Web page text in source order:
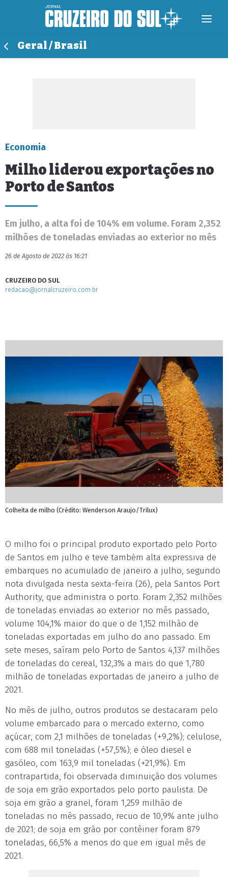
Geral / Brasil
Economia
Milho liderou exportações no
Porto de Santos
Em julho, a alta foi de 104% em volume. Foram 2,352
milhões de toneladas enviadas ao exterior no mês
26 de Agosto de 2022 às 16:21
CRUZEIRO DO SUL
redacao@jornalcruzeiro.com.br
Colheita de milho (Crédito: Wenderson Araujo/Trilux)
O milho foi o principal produto exportado pelo Porto
de Santos em julho e teve também alta expressiva de
embarques no acumulado de janeiro a julho, segundo
nota divulgada nesta sexta-feira (26), pela Santos Port
Authority, que administra o porto. Foram 2,352 milhões
de toneladas enviadas ao exterior no mês passado,
volume 104,1% maior do que o de 1,152 milhão de
toneladas exportadas em julho do ano passado. Em
sete meses, saíram pelo Porto de Santos 4,137 milhões
de toneladas do cereal, 132,3% a mais do que 1,780
milhão de toneladas exportadas de janeiro a julho de
2021.
No mês de julho, outros produtos se destacaram pelo
volume embarcado para o mercado externo, como
açúcar, com 2,1 milhões de toneladas (+9,2%); celulose,
com 688 mil toneladas (+57,5%); e óleo diesel e
gasóleo, com 163,9 mil toneladas (+21,9%). Em
contrapartida, foi observada diminuição dos volumes
de soja em grão exportados pelo porto paulista. De
soja em grão a granel, foram 1,259 milhão de
toneladas no mês passado, recuo de 10,9% ante julho
de 2021; de soja em grão por contêiner foram 879
toneladas, 66,5% a menos do que em igual mês de
2021.